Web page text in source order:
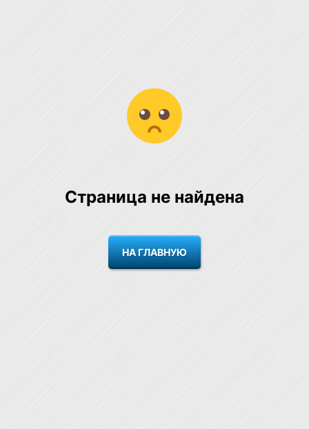
Страница не найдена
НА ГЛАВНУЮ